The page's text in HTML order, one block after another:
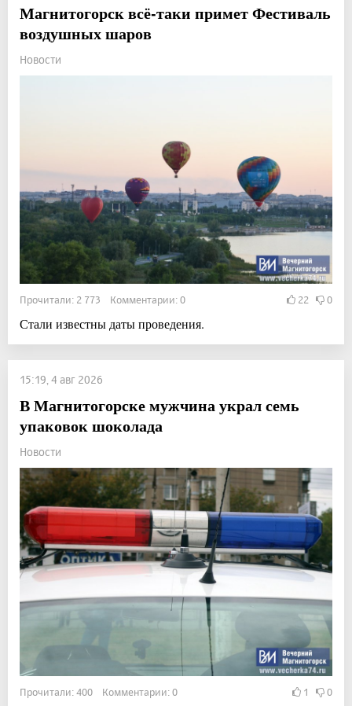
Магнитогорск всё-таки примет Фестиваль
воздушных шаров
Новости
Прочитали: 2 773 Комментарии: 0 22 0
Стали известны даты проведения.
15:19, 4 авг 2026
В Магнитогорске мужчина украл семь
упаковок шоколада
Новости
Прочитали: 400 Комментарии: 0 1 0